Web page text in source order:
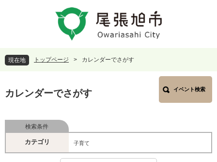
頭
で
飛
ば
本
現在地 トップページ > カレンダーでさがす
文
カレンダーでさがす イベント検索
検索条件
カテゴリ 子育て